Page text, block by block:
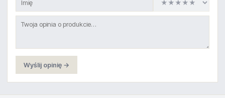
Wyślij opinię →